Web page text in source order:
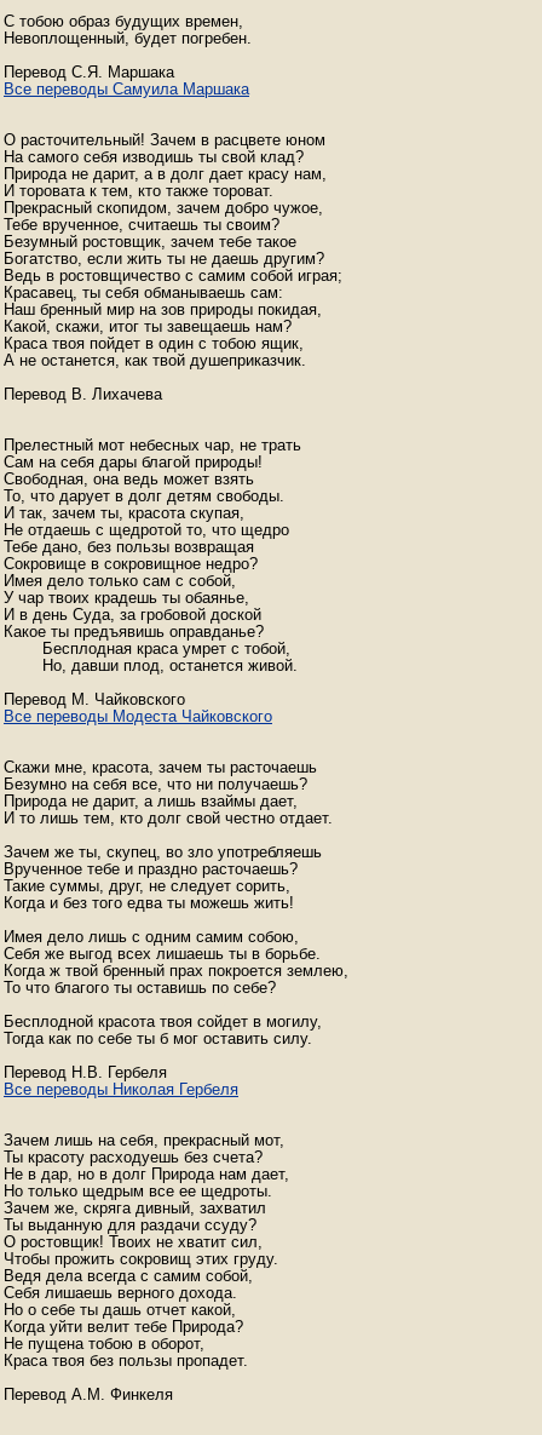
С тобою образ будущих времен,
Невоплощенный, будет погребен.
Все переводы Самуила Маршака
О расточительный! Зачем в расцвете юном
На самого себя изводишь ты свой клад?
Природа не дарит, а в долг дает красу нам,
И торовата к тем, кто также тороват.
Прекрасный скопидом, зачем добро чужое,
Тебе врученное, считаешь ты своим?
Безумный ростовщик, зачем тебе такое
Богатство, если жить ты не даешь другим?
Ведь в ростовщичество с самим собой играя;
Красавец, ты себя обманываешь сам:
Наш бренный мир на зов природы покидая,
Какой, скажи, итог ты завещаешь нам?
Краса твоя пойдет в один с тобою ящик,
А не останется, как твой душеприказчик.
Перевод В. Лихачева
Прелестный мот небесных чар, не трать
Сам на себя дары благой природы!
Свободная, она ведь может взять
То, что дарует в долг детям свободы.
И так, зачем ты, красота скупая,
Не отдаешь с щедротой то, что щедро
Тебе дано, без пользы возвращая
Сокровище в сокровищное недро?
Имея дело только сам с собой,
У чар твоих крадешь ты обаянье,
И в день Суда, за гробовой доской
Какое ты предъявишь оправданье?
        Бесплодная краса умрет с тобой,
        Но, давши плод, останется живой.
Все переводы Модеста Чайковского
Скажи мне, красота, зачем ты расточаешь
Безумно на себя все, что ни получаешь?
Природа не дарит, а лишь взаймы дает,
И то лишь тем, кто долг свой честно отдает.
Зачем же ты, скупец, во зло употребляешь
Врученное тебе и праздно расточаешь?
Такие суммы, друг, не следует сорить,
Когда и без того едва ты можешь жить!
Имея дело лишь с одним самим собою,
Себя же выгод всех лишаешь ты в борьбе.
Когда ж твой бренный прах покроется землею,
То что благого ты оставишь по себе?
Бесплодной красота твоя сойдет в могилу,
Тогда как по себе ты б мог оставить силу.
Все переводы Николая Гербеля
Зачем лишь на себя, прекрасный мот,
Ты красоту расходуешь без счета?
Не в дар, но в долг Природа нам дает,
Но только щедрым все ее щедроты.
Зачем же, скряга дивный, захватил
Ты выданную для раздачи ссуду?
О ростовщик! Твоих не хватит сил,
Чтобы прожить сокровищ этих груду.
Ведя дела всегда с самим собой,
Себя лишаешь верного дохода.
Но о себе ты дашь отчет какой,
Когда уйти велит тебе Природа?
Не пущена тобою в оборот,
Краса твоя без пользы пропадет.
Перевод А.М. Финкеля